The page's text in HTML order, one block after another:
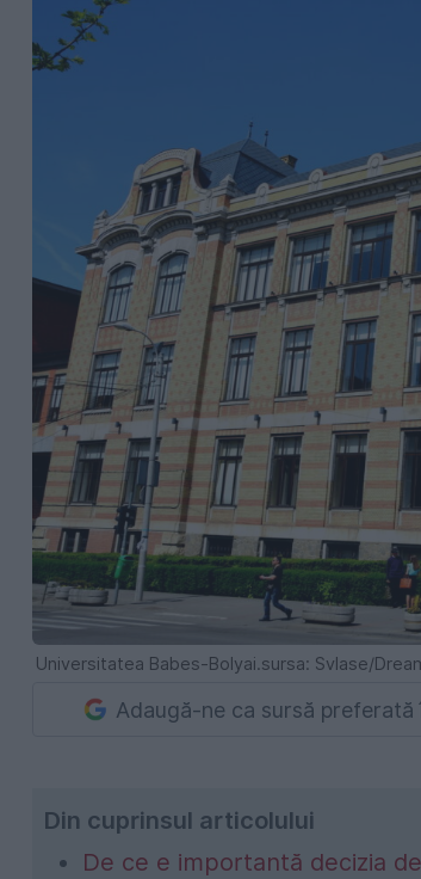
Universitatea Babes-Bolyai.sursa: Svlase/
Adaugă-ne ca sursă preferată
Din cuprinsul articolului
De ce e importantă decizia